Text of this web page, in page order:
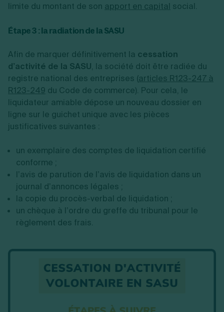
limite du montant de son apport en capital social.
Étape 3 : la radiation de la SASU
Afin de marquer définitivement la cessation
d’activité de la SASU, la société doit être radiée du
registre national des entreprises (articles R123-247 à
R123-249 du Code de commerce). Pour cela, le
liquidateur amiable dépose un nouveau dossier en
ligne sur le guichet unique avec les pièces
justificatives suivantes :
un exemplaire des comptes de liquidation certifié
conforme ;
l’avis de parution de l’avis de liquidation dans un
journal d’annonces légales ;
la copie du procès-verbal de liquidation ;
un chèque à l’ordre du greffe du tribunal pour le
règlement des frais.